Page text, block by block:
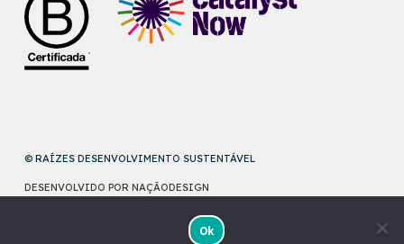
© RAÍZES DESENVOLVIMENTO SUSTENTÁVEL
DESENVOLVIDO POR NAÇÃODESIGN
Ok